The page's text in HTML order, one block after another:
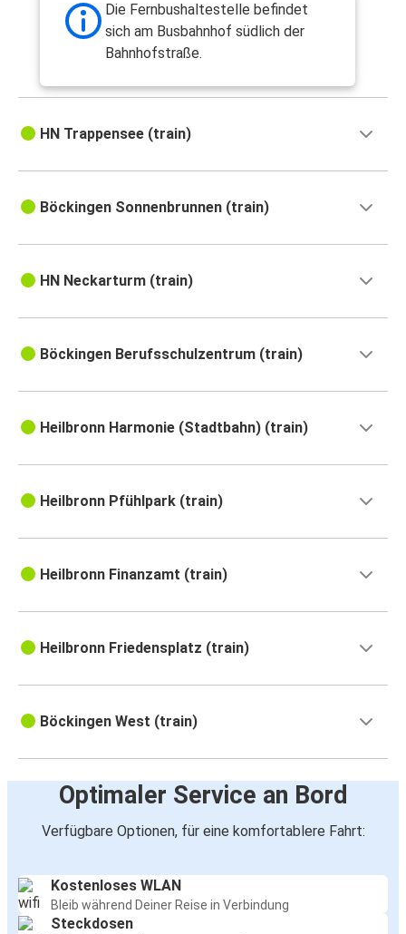
Die Fernbushaltestelle befindet
sich am Busbahnhof südlich der
Bahnhofstraße.
HN Trappensee (train)
Böckingen Sonnenbrunnen (train)
HN Neckarturm (train)
Böckingen Berufsschulzentrum (train)
Heilbronn Harmonie (Stadtbahn) (train)
Heilbronn Pfühlpark (train)
Heilbronn Finanzamt (train)
Heilbronn Friedensplatz (train)
Böckingen West (train)
Optimaler Service an Bord
Verfügbare Optionen, für eine komfortablere Fahrt:
Kostenloses WLAN
Bleib während Deiner Reise in Verbindung
Steckdosen